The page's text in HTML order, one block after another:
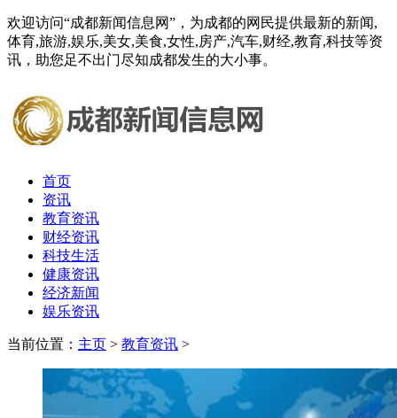
欢迎访问“成都新闻信息网”，为成都的网民提供最新的新闻,
体育,旅游,娱乐,美女,美食,女性,房产,汽车,财经,教育,科技等资
讯，助您足不出门尽知成都发生的大小事。
首页
资讯
教育资讯
财经资讯
科技生活
健康资讯
经济新闻
娱乐资讯
当前位置： 主页 > 教育资讯 >